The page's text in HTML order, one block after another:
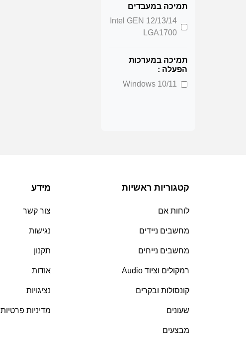
תמיכה במעבדים
Intel GEN 12/13/14
LGA1700
תמיכה במערכות
הפעלה :
Windows 10/11
קטגוריות ראשיות
לוחות אם
מחשבים ניידים
מחשבים נייחים
רמקולים וציוד Audio
קונסולות ובקרים
שעונים
מבצעים
מידע
צור קשר
נגישות
תקנון
אודות
נציגויות
מדיניות פרטיות